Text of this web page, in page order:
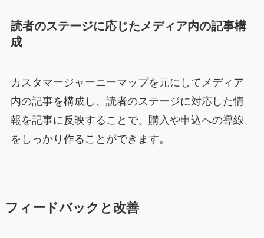
読者のステージに応じたメディア内の記事構
成
カスタマージャーニーマップを元にしてメディア
内の記事を構成し、読者のステージに対応した情
報を記事に反映することで、購入や申込への導線
をしっかり作ることができます。
フィードバックと改善